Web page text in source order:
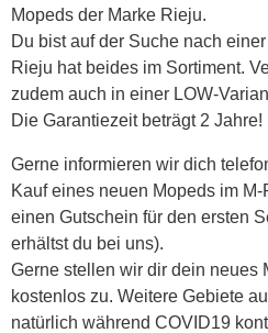
Mopeds der Marke Rieju.
Du bist auf der Suche nach
Rieju hat beides im Sortiment.
zudem auch in einer LOW-
Die Garantiezeit beträgt 2 Jahre!
Gerne informieren wir dich
Kauf eines neuen Mopeds im
einen Gutschein für den ersten
erhältst du bei uns).
Gerne stellen wir dir dein neues
kostenlos zu. Weitere Gebiete
natürlich während COVID19